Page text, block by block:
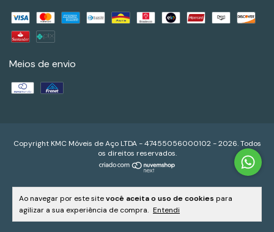
Ao navegar por este sitevocê aceita o uso de cookies para
agilizar a sua experiência de compra. Entendi
Meios de envio
Copyright KMC Móveis de Aço LTDA - 47455056000102 - 2026. Todos
os direitos reservados.